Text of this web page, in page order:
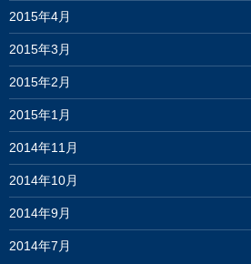
2015年4月
2015年3月
2015年2月
2015年1月
2014年11月
2014年10月
2014年9月
2014年7月